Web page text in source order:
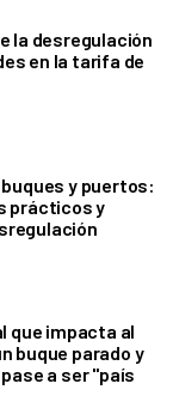
la desregulación
en la tarifa de
y puertos:
prácticos y
que impacta al
buque parado y
a ser "país